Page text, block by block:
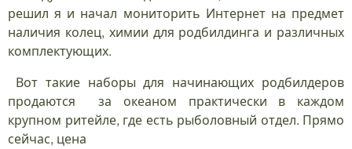
решил я и начал мониторить Интернет на предмет
наличия колец, химии для родбилдинга и различных
комплектующих.
Вот такие наборы для начинающих родбилдеров
продаются за океаном практически в каждом
крупном ритейле, где есть рыболовный отдел. Прямо
сейчас, цена